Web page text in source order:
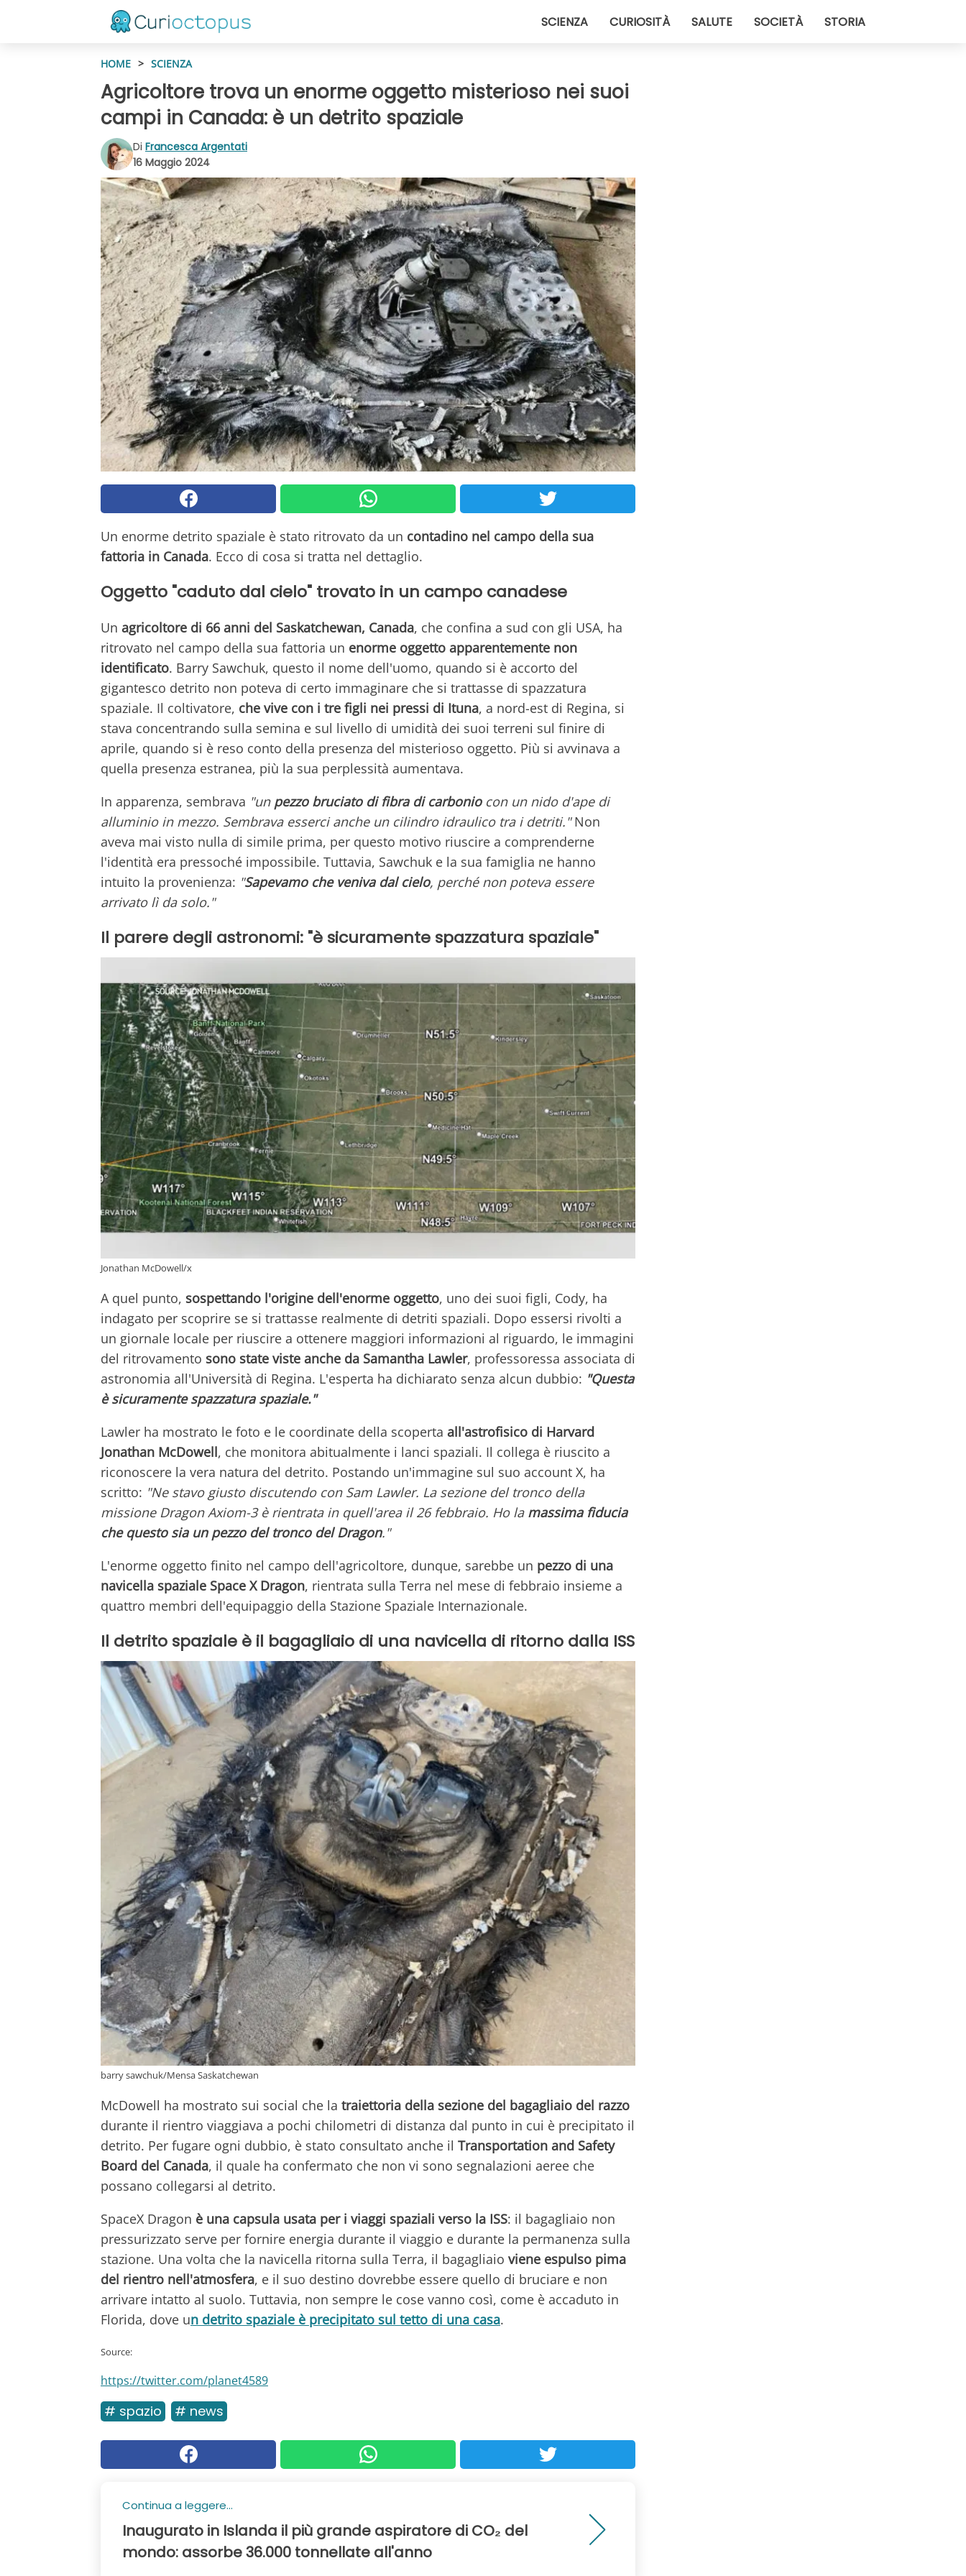
SCIENZA CURIOSITÀ SALUTE SOCIETÀ STORIA
HOME > SCIENZA
Agricoltore trova un enorme oggetto misterioso nei suoi
campi in Canada: è un detrito spaziale
Di Francesca Argentati
16 Maggio 2024
Un enorme detrito spaziale è stato ritrovato da un contadino nel campo della sua
fattoria in Canada. Ecco di cosa si tratta nel dettaglio.
Oggetto "caduto dal cielo" trovato in un campo canadese
Un agricoltore di 66 anni del Saskatchewan, Canada, che confina a sud con gli USA, ha
ritrovato nel campo della sua fattoria un enorme oggetto apparentemente non
identificato. Barry Sawchuk, questo il nome dell'uomo, quando si è accorto del
gigantesco detrito non poteva di certo immaginare che si trattasse di spazzatura
spaziale. Il coltivatore, che vive con i tre figli nei pressi di Ituna, a nord-est di Regina, si
stava concentrando sulla semina e sul livello di umidità dei suoi terreni sul finire di
aprile, quando si è reso conto della presenza del misterioso oggetto. Più si avvinava a
quella presenza estranea, più la sua perplessità aumentava.
In apparenza, sembrava "unpezzo bruciato di fibra di carboniocon un nido d'ape di
alluminio in mezzo. Sembrava esserci anche un cilindro idraulico tra i detriti."Non
aveva mai visto nulla di simile prima, per questo motivo riuscire a comprenderne
l'identità era pressoché impossibile. Tuttavia, Sawchuk e la sua famiglia ne hanno
intuito la provenienza: "Sapevamo che veniva dal cielo, perché non poteva essere
arrivato lì da solo."
Il parere degli astronomi: "è sicuramente spazzatura spaziale"
Jonathan McDowell/x
A quel punto, sospettando l'origine dell'enorme oggetto, uno dei suoi figli, Cody, ha
indagato per scoprire se si trattasse realmente di detriti spaziali. Dopo essersi rivolti a
un giornale locale per riuscire a ottenere maggiori informazioni al riguardo, le immagini
del ritrovamento sono state viste anche da Samantha Lawler, professoressa associata di
astronomia all'Università di Regina. L'esperta ha dichiarato senza alcun dubbio: "Questa
è sicuramente spazzatura spaziale."
Lawler ha mostrato le foto e le coordinate della scoperta all'astrofisico di Harvard
Jonathan McDowell, che monitora abitualmente i lanci spaziali. Il collega è riuscito a
riconoscere la vera natura del detrito. Postando un'immagine sul suo account X, ha
scritto: "Ne stavo giusto discutendo con Sam Lawler. La sezione del tronco della
missione Dragon Axiom-3 è rientrata in quell'area il 26 febbraio. Ho la massima fiducia
che questo sia un pezzo del tronco del Dragon."
L'enorme oggetto finito nel campo dell'agricoltore, dunque, sarebbe un pezzo di una
navicella spaziale Space X Dragon, rientrata sulla Terra nel mese di febbraio insieme a
quattro membri dell'equipaggio della Stazione Spaziale Internazionale.
Il detrito spaziale è il bagagliaio di una navicella di ritorno dalla ISS
barry sawchuk/Mensa Saskatchewan
McDowell ha mostrato sui social che la traiettoria della sezione del bagagliaio del razzo
durante il rientro viaggiava a pochi chilometri di distanza dal punto in cui è precipitato il
detrito. Per fugare ogni dubbio, è stato consultato anche il Transportation and Safety
Board del Canada, il quale ha confermato che non vi sono segnalazioni aeree che
possano collegarsi al detrito.
SpaceX Dragon è una capsula usata per i viaggi spaziali verso la ISS: il bagagliaio non
pressurizzato serve per fornire energia durante il viaggio e durante la permanenza sulla
stazione. Una volta che la navicella ritorna sulla Terra, il bagagliaio viene espulso pima
del rientro nell'atmosfera, e il suo destino dovrebbe essere quello di bruciare e non
arrivare intatto al suolo. Tuttavia, non sempre le cose vanno così, come è accaduto in
Florida, dove un detrito spaziale è precipitato sul tetto di una casa.
Source:
https://twitter.com/planet4589
# spazio # news
Continua a leggere...
Inaugurato in Islanda il più grande aspiratore di CO₂ del
mondo: assorbe 36.000 tonnellate all'anno